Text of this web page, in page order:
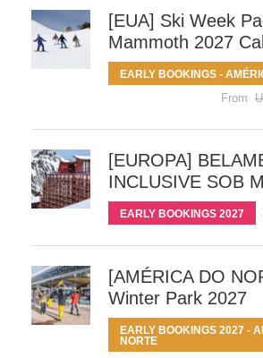
[EUA] Ski Week
Mammoth 2027
EARLY BOOKINGS -
From
[EUROPA]
INCLUSIVE SOB
EARLY BOOKINGS 2027
[AMÉRICA DO
Winter Park 2027
EARLY BOOKINGS 2027 -
NORTE